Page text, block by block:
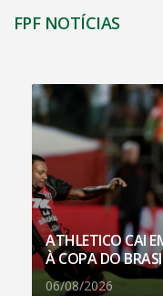
FPF NOTÍCIAS
ATHLETICO CAI
À COPA DO
06/08/2026